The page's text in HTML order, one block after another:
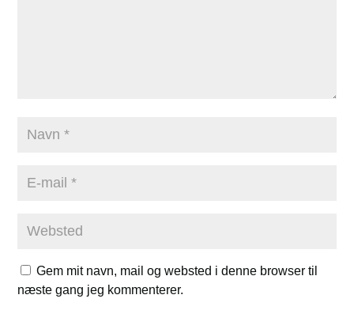
Gem mit navn, mail og websted i denne browser til
næste gang jeg kommenterer.